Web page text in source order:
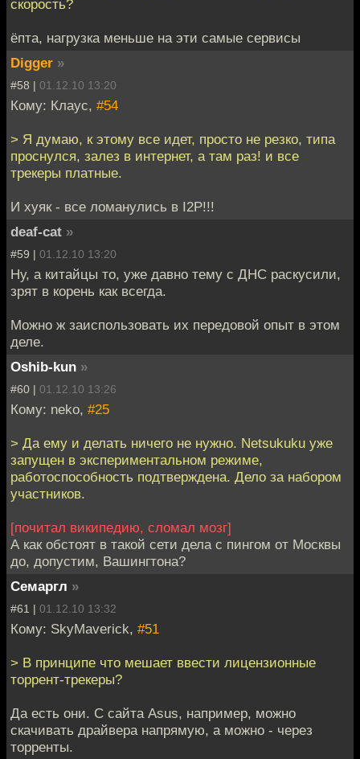
скорость?
ёпта, нагрузка меньше на эти самые сервисы
Digger »
#58 | 01.12.10 13:20
Кому: Клаус, #54
> Я думаю, к этому все идет, просто не резко, типа
проснулся, залез в интернет, а там раз! и все
трекеры платные.
И хуяк - все ломанулись в I2P!!!
deaf-cat »
#59 | 01.12.10 13:20
Ну, а китайцы то, уже давно тему с ДНС раскусили,
зрят в корень как всегда.
Можно ж заиспользовать их передовой опыт в этом
деле.
Oshib-kun »
#60 | 01.12.10 13:26
Кому: neko, #25
> Да ему и делать ничего не нужно. Netsukuku уже
запущен в экспериментальном режиме,
работоспособность подтверждена. Дело за набором
участников.
[почитал википедию, сломал мозг]
А как обстоят в такой сети дела с пингом от Москвы
до, допустим, Вашингтона?
Семаргл »
#61 | 01.12.10 13:32
Кому: SkyMaverick, #51
> В принципе что мешает ввести лицензионные
торрент-трекеры?
Да есть они. С сайта Asus, например, можно
скачивать драйвера напрямую, а можно - через
торренты.